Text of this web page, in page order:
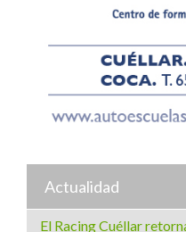
Actualidad
El Racing Cuéllar